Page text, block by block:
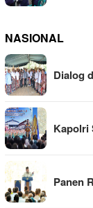
NASIONAL
Dialog
Kapolri
Panen